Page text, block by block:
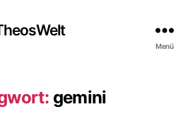
Menü
gemini